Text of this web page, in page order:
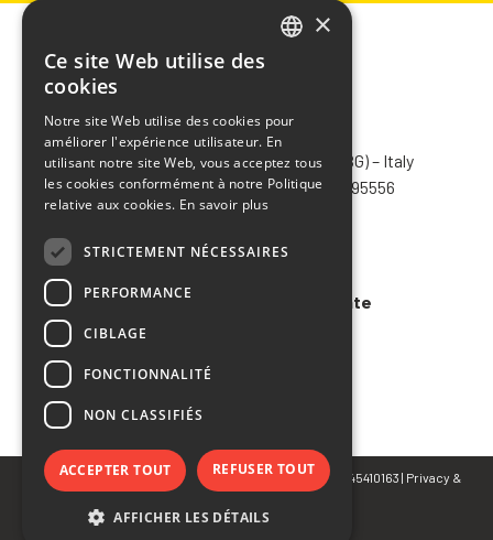
CHIMIVER PANSERI S.p.A.
Via Bergamo, 1401 – 24030 Pontida (BG) – Italy
Tel.+39 035 795031– Fax +39 035 795556
info@chimiver.com
Faq
Conditions générales de vente
© Copyright 2023 CHIMIVER PANSERI S.p.A. | P.IVA 02745410163 | Privacy &
SPANISH
×
Ce site Web utilise des
cookies
Notre site Web utilise des cookies pour
améliorer l'expérience utilisateur. En
utilisant notre site Web, vous acceptez tous
les cookies conformément à notre Politique
relative aux cookies. En savoir plus
STRICTEMENT NÉCESSAIRES
PERFORMANCE
CIBLAGE
FONCTIONNALITÉ
NON CLASSIFIÉS
ACCEPTER TOUT REFUSER TOUT
AFFICHER LES DÉTAILS